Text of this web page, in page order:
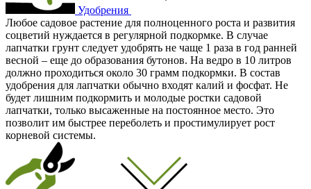
Удобрения
Любое садовое растение для полноценного роста и развития
соцветий нуждается в регулярной подкормке. В случае
лапчатки грунт следует удобрять не чаще 1 раза в год ранней
весной – еще до образования бутонов. На ведро в 10 литров
должно проходиться около 30 грамм подкормки. В состав
удобрения для лапчатки обычно входят калий и фосфат. Не
будет лишним подкормить и молодые ростки садовой
лапчатки, только высаженные на постоянное место. Это
позволит им быстрее переболеть и простимулирует рост
корневой системы.